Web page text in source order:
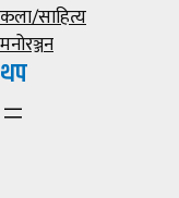
कला/साहित्य
मनोरञ्जन
थप